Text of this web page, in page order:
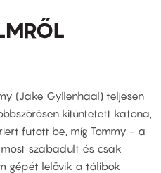
(Jake Gyllenhaal) teljesen
kitüntetett katona,
futott be, míg Tommy - a
szabadult és csak
gépét lelövik a tálibok